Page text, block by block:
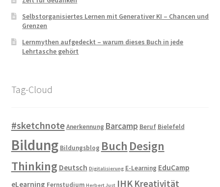
Selbstorganisiertes Lernen mit Generativer KI – Chancen und
Grenzen
Lernmythen aufgedeckt – warum dieses Buch in jede
Lehrtasche gehört
Tag-Cloud
#sketchnoteAnerkennung Barcamp Beruf Bielefeld
Bildung Bildungsblog Buch Design
Thinking Deutsch Digitalisierung E-Learning EduCamp
eLearning Fernstudium Herbert Just IHK Kreativität